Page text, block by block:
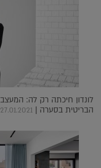
לונדון חיכתה רק לה:
הבריטית בסערה | 27.01.2021